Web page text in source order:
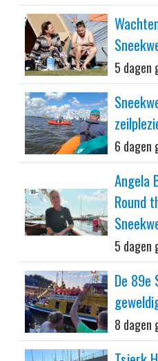
5 dagen
6 dagen
Angela
Round
5 dagen
De 89e
8 dagen